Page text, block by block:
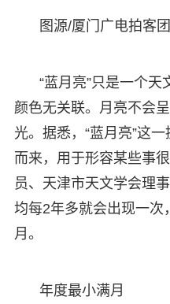
图源/厦门广电拍客
“蓝月亮”只是一个
颜色无关联。月亮不会
光。据悉，“蓝月亮”这
而来，用于形容某些事
员、天津市天文学会理
均每2年多就会出现一次
月。
年度最小满月